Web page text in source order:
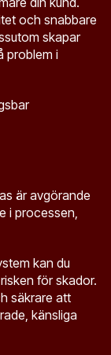
och snabbare
skapar
problem i
är avgörande
i processen,
kan du
för skador.
säkrare att
känsliga